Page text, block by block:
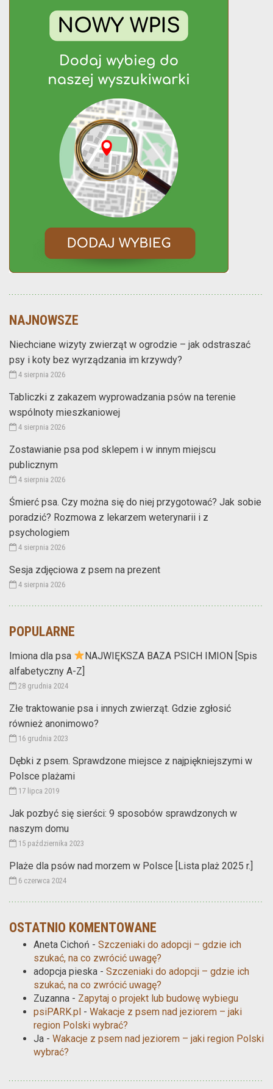
NAJNOWSZE
Niechciane wizyty zwierząt w ogrodzie – jak odstraszać
psy i koty bez wyrządzania im krzywdy?
4 sierpnia 2026
Tabliczki z zakazem wyprowadzania psów na terenie
wspólnoty mieszkaniowej
4 sierpnia 2026
Zostawianie psa pod sklepem i w innym miejscu
publicznym
4 sierpnia 2026
Śmierć psa. Czy można się do niej przygotować? Jak sobie
poradzić? Rozmowa z lekarzem weterynarii i z
psychologiem
4 sierpnia 2026
Sesja zdjęciowa z psem na prezent
4 sierpnia 2026
POPULARNE
Imiona dla psa
NAJWIĘKSZA BAZA PSICH IMION [Spis
alfabetyczny A-Z]
28 grudnia 2024
Złe traktowanie psa i innych zwierząt. Gdzie zgłosić
również anonimowo?
16 grudnia 2023
Dębki z psem. Sprawdzone miejsce z najpiękniejszymi w
Polsce plażami
17 lipca 2019
Jak pozbyć się sierści: 9 sposobów sprawdzonych w
naszym domu
15 października 2023
Plaże dla psów nad morzem w Polsce [Lista plaż 2025 r.]
6 czerwca 2024
OSTATNIO KOMENTOWANE
Aneta Cichoń - Szczeniaki do adopcji – gdzie ich
szukać, na co zwrócić uwagę?
adopcja pieska - Szczeniaki do adopcji – gdzie ich
szukać, na co zwrócić uwagę?
Zuzanna - Zapytaj o projekt lub budowę wybiegu
psiPARK.pl - Wakacje z psem nad jeziorem – jaki
region Polski wybrać?
Ja - Wakacje z psem nad jeziorem – jaki region Polski
wybrać?